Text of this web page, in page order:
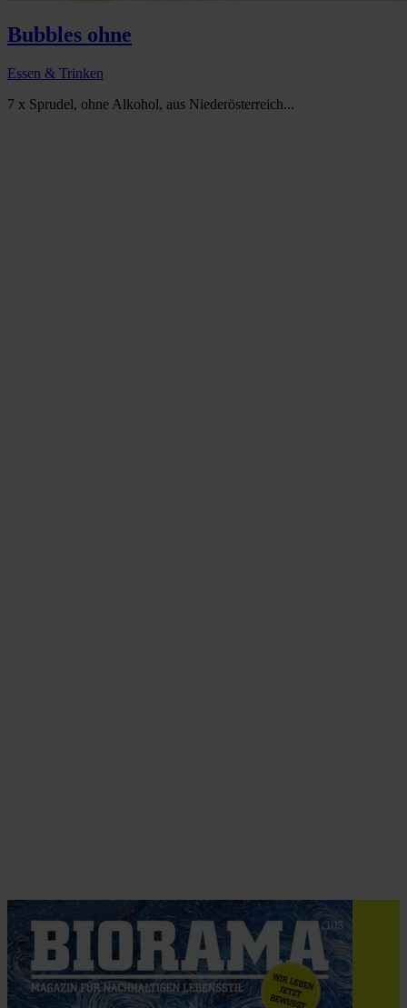
Bubbles ohne
Essen & Trinken
7 x Sprudel, ohne Alkohol, aus Niederösterreich...